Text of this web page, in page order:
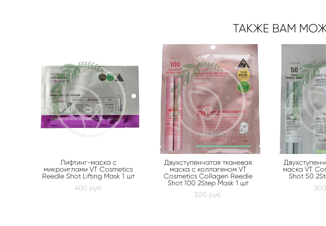
ТАКЖЕ ВАМ
Лифтинг-маска с
микроиглами VT Cosmetics
Reedle Shot Lifting Mask 1 шт
400 pуб.
Двухступенчатая тканевая
маска с коллагеном VT
Cosmetics Collagen Reedle
Shot 100 2Step Mask 1 шт
300 pуб.
маска VT
Shot 50